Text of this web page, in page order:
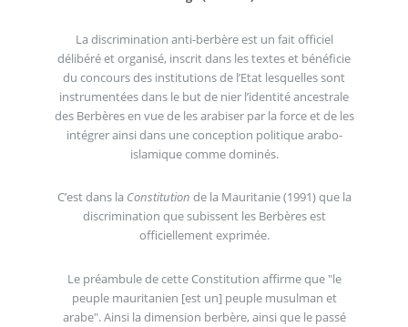
La discrimination anti-berbère est un fait officiel
délibéré et organisé, inscrit dans les textes et bénéficie
du concours des institutions de l’Etat lesquelles sont
instrumentées dans le but de nier l’identité ancestrale
des Berbères en vue de les arabiser par la force et de les
intégrer ainsi dans une conception politique arabo-
islamique comme dominés.
C’est dans la Constitution de la Mauritanie (1991) que la
discrimination que subissent les Berbères est
officiellement exprimée.
Le préambule de cette Constitution affirme que "le
peuple mauritanien [est un] peuple musulman et
arabe". Ainsi la dimension berbère, ainsi que le passé